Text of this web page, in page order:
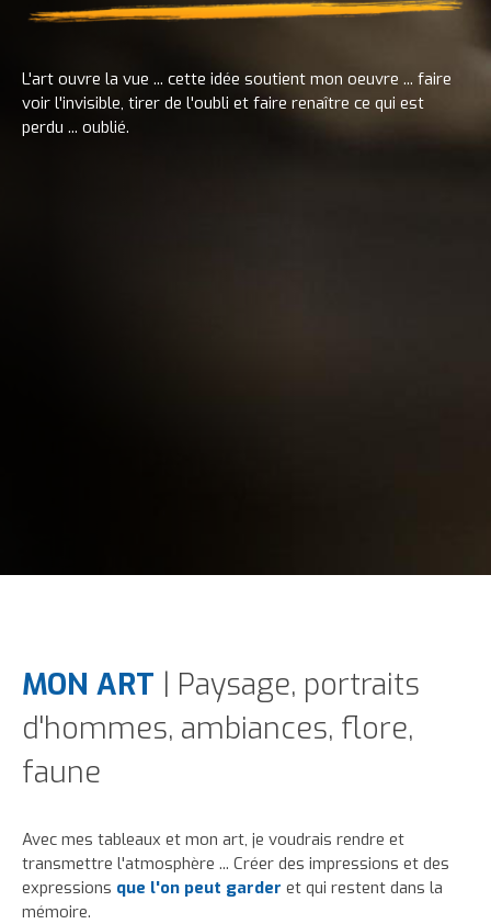
L'art ouvre la vue ... cette idée soutient mon oeuvre ... faire
voir l'invisible, tirer de l'oubli et faire renaître ce qui est
perdu ... oublié.
MON ART | Paysage, portraits
d'hommes, ambiances, flore,
faune
Avec mes tableaux et mon art, je voudrais rendre et
transmettre l'atmosphère ... Créer des impressions et des
expressions que l'on peut garder et qui restent dans la
mémoire.